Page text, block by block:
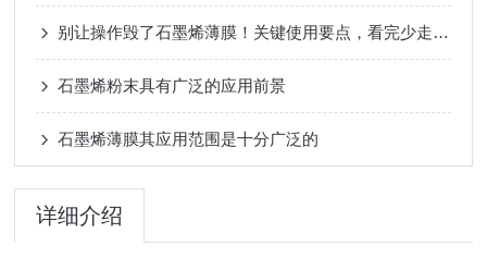
别让操作毁了石墨烯薄膜！关键使用要点，看完少走弯路
石墨烯粉末具有广泛的应用前景
石墨烯薄膜其应用范围是十分广泛的
详细介绍